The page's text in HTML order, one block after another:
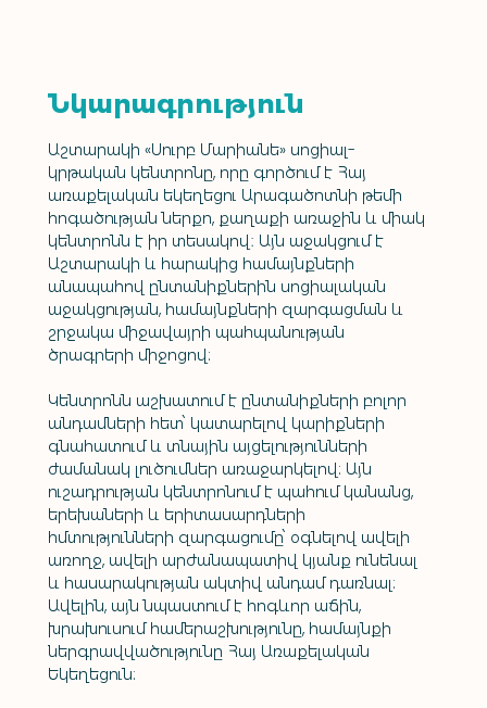
Նկարագրություն
Աշտարակի «Սուրբ Մարիանե» սոցիալ-
կրթական կենտրոնը, որը գործում է Հայ
առաքելական եկեղեցու Արագածոտնի թեմի
հոգածության ներքո, քաղաքի առաջին և միակ
կենտրոնն է իր տեսակով։ Այն աջակցում է
Աշտարակի և հարակից համայնքների
անապահով ընտանիքներին սոցիալական
աջակցության, համայնքների զարգացման և
շրջակա միջավայրի պահպանության
ծրագրերի միջոցով:
Կենտրոնն աշխատում է ընտանիքների բոլոր
անդամների հետ՝ կատարելով կարիքների
գնահատում և տնային այցելությունների
ժամանակ լուծումներ առաջարկելով: Այն
ուշադրության կենտրոնում է պահում կանանց,
երեխաների և երիտասարդների
հմտությունների զարգացումը՝ օգնելով ավելի
առողջ, ավելի արժանապատիվ կյանք ունենալ
և հասարակության ակտիվ անդամ դառնալ:
Ավելին, այն նպաստում է հոգևոր աճին,
խրախուսում համերաշխությունը, համայնքի
ներգրավվածությունը Հայ Առաքելական
Եկեղեցուն: